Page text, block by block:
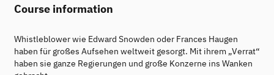
Course information
Whistleblower wie Edward Snowden oder Frances Haugen
haben für großes Aufsehen weltweit gesorgt. Mit ihrem „Verrat“
haben sie ganze Regierungen und große Konzerne ins Wanken